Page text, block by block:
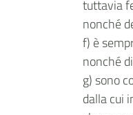
tuttavia
nonché
f) è
nonché
g) sono
dalla cui